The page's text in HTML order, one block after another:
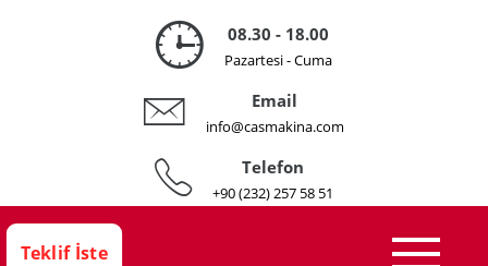
08.30 - 18.00
Pazartesi - Cuma
Email
info@casmakina.com
Telefon
+90 (232) 257 58 51
Teklif İste